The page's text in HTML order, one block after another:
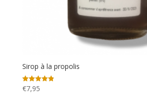
Sirop à la propolis
Note
4.88
€7,95